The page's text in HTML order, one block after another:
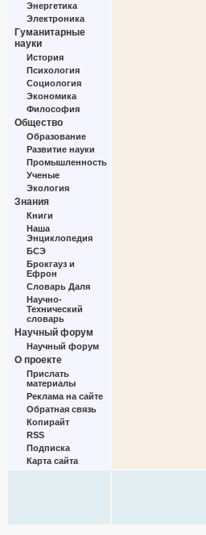
Энергетика
Электроника
Гуманитарные
науки
История
Психология
Социология
Экономика
Философия
Общество
Образование
Развитие науки
Промышленность
Ученые
Экология
Знания
Книги
Наша
Энциклопедия
БСЭ
Брокгауз и
Ефрон
Словарь Даля
Научно-
Технический
словарь
Научный форум
Научный форум
О проекте
Прислать
материалы
Реклама на сайте
Обратная связь
Копирайт
RSS
Подписка
Карта сайта